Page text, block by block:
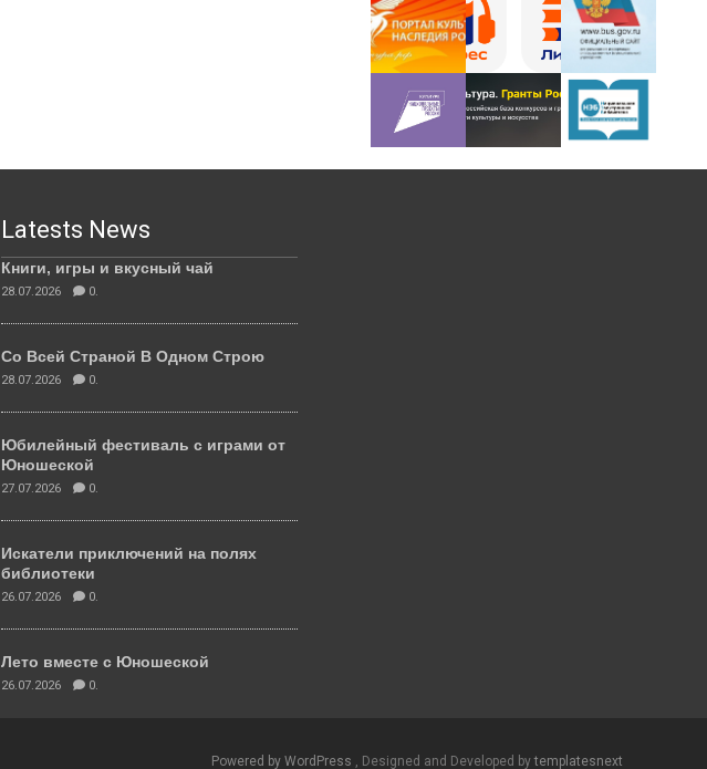
Latests News
Книги, игры и вкусный чай
28.07.2026 0.
Со Всей Страной В Одном Строю
28.07.2026 0.
Юбилейный фестиваль с играми от
Юношеской
27.07.2026 0.
Искатели приключений на полях
библиотеки
26.07.2026 0.
Лето вместе с Юношеской
26.07.2026 0.
Powered by WordPress , Designed and Developed bytemplatesnext